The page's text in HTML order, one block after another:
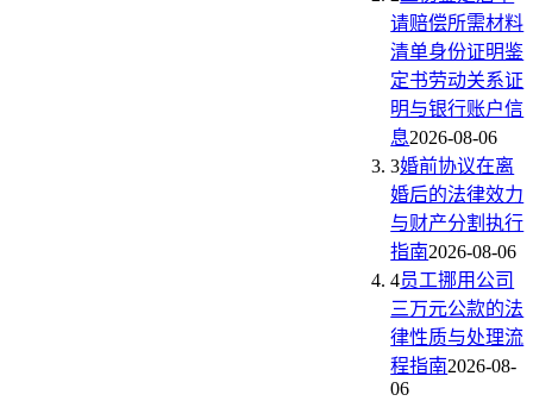
请赔偿所需材料
清单身份证明鉴
定书劳动关系证
明与银行账户信
息2026-08-06
3婚前协议在离
婚后的法律效力
与财产分割执行
指南2026-08-06
4员工挪用公司
三万元公款的法
律性质与处理流
程指南2026-08-
06